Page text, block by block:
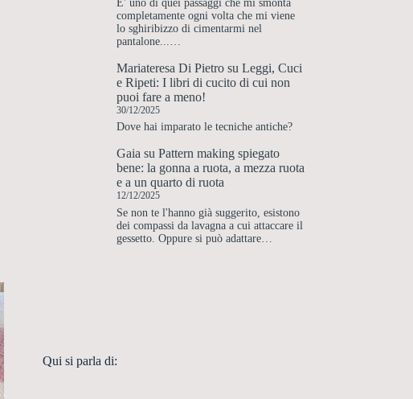
E' uno di quei passaggi che mi smonta
completamente ogni volta che mi viene
lo sghiribizzo di cimentarmi nel
pantalone...…
Mariateresa Di Pietro suLeggi, Cuci
e Ripeti: I libri di cucito di cui non
puoi fare a meno!
30/12/2025
Dove hai imparato le tecniche antiche?
Gaia suPattern making spiegato
bene: la gonna a ruota, a mezza ruota
e a un quarto di ruota
12/12/2025
Se non te l'hanno già suggerito, esistono
dei compassi da lavagna a cui attaccare il
gessetto. Oppure si può adattare…
Qui si parla di: